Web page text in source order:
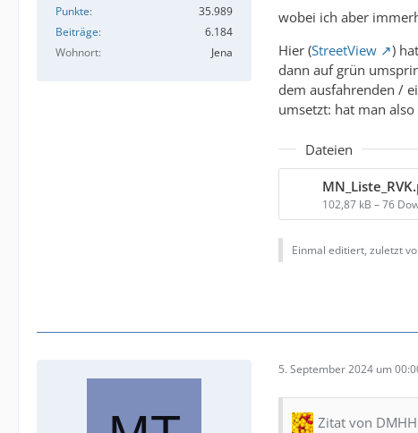
Punkte
35.989
Beiträge
6.184
Wohnort
Jena
wobei ich aber
Hier (StreetView
)
dann auf grün
dem ausfahrenden /
umsetzt: hat man
Dateien
102,87 kB – 76
Einmal editiert, zuletzt
5. September 2024 um
Zitat von DMHH